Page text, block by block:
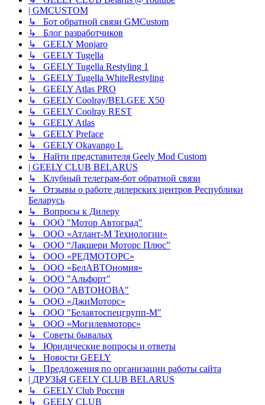
| GMCUSTOM
↳ Бот обратной связи GMCustom
↳ Блог разработчиков
↳ GEELY Monjaro
↳ GEELY Tugella
↳ GEELY Tugella Restyling 1
↳ GEELY Tugella WhiteRestyling
↳ GEELY Atlas PRO
↳ GEELY Coolray/BELGEE X50
↳ GEELY Coolray REST
↳ GEELY Atlas
↳ GEELY Preface
↳ GEELY Okavango L
↳ Найти представителя Geely Mod Custom
| GEELY CLUB BELARUS
↳ Клубный телеграм-бот обратной связи
↳ Отзывы о работе дилерских центров Республики
Беларусь
↳ Вопросы к Дилеру
↳ ООО "Мотор Автоград"
↳ ООО «Атлант-М Технологии»
↳ ООО “Лакшери Моторс Плюс”
↳ ООО «РЕДМОТОРС»
↳ ООО «БелАВТОномия»
↳ ООО "Альфорт"
↳ ООО "АВТОНОВА"
↳ ООО «ДжиМоторс»
↳ ООО "Белавтоспецгрупп-М"
↳ ООО «Могилевмоторс»
↳ Советы бывалых
↳ Юридические вопросы и ответы
↳ Новости GEELY
↳ Предложения по организации работы сайта
| ДРУЗЬЯ GEELY CLUB BELARUS
↳ GEELY Club Россия
↳ GEELY CLUB